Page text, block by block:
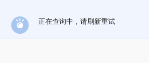
正在查询中，请刷新重试